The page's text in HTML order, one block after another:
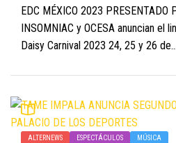
EDC MÉXICO 2023 PRESENTADO
INSOMNIAC y OCESA anuncian el
Daisy Carnival 2023 24, 25 y 26 de...
ALTERNEWS ESPECTÁCULOS MÚSICA